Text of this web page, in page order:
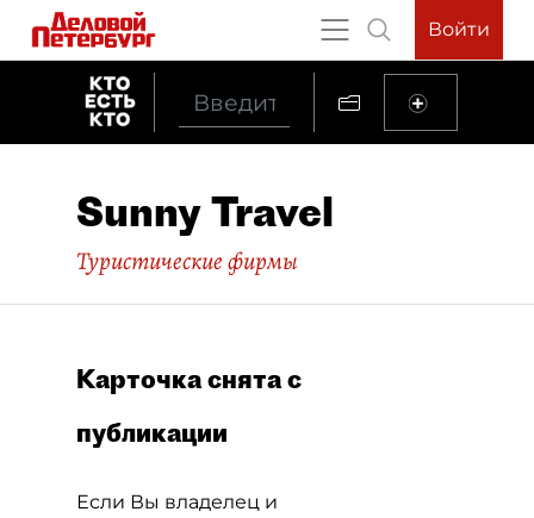
Войти
Sunny Travel
Туристические фирмы
Карточка снята с
публикации
Если Вы владелец и